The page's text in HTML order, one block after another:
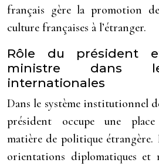
français gère la promotion
culture françaises à l’étranger.
Rôle du président
ministre dans
internationales
Dans le système institutionnel
président occupe une
matière de politique
orientations diplomatiques et